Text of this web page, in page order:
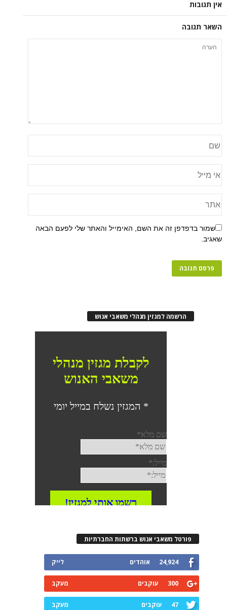
אין תגובות
השאר תגובה
שמור בדפדפן זה את השם, האימייל והאתר שלי לפעם הבאה
שאגיב.
הרשמה למגזין מנהלי משאבי אנוש
פורטל משאבי אנוש ברשתות החברתיות
24,924 אוהדים לייק
300 עוקבים מעקב
47 עוקבים מעקב